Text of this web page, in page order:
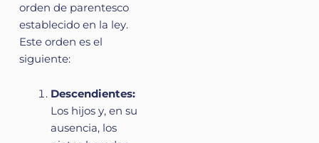
orden de parentesco
establecido en la ley.
Este orden es el
siguiente:
Descendientes:
Los hijos y, en su
ausencia, los